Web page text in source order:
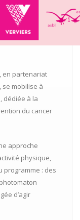
en partenariat
se mobilise à
dédiée à la
du cancer
approche
physique,
programme : des
d’agir